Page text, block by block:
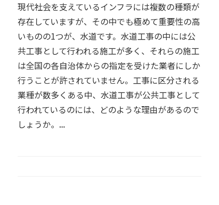
現代社会を支えているインフラには複数の種類が
存在していますが、その中でも極めて重要性の高
いものの1つが、水道です。水道工事の中には公
共工事として行われる施工が多く、それらの施工
は全国の各自治体からの指定を受けた業者にしか
行うことが許されていません。工事に区分される
業種が数多くある中、水道工事が公共工事として
行われているのには、どのような理由があるので
しょうか。...